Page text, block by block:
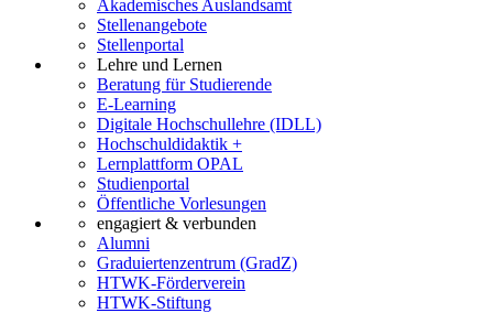
Akademisches Auslandsamt
Stellenangebote
Stellenportal
Lehre und Lernen
Beratung für Studierende
E-Learning
Digitale Hochschullehre (IDLL)
Hochschuldidaktik +
Lernplattform OPAL
Studienportal
Öffentliche Vorlesungen
engagiert & verbunden
Alumni
Graduiertenzentrum (GradZ)
HTWK-Förderverein
HTWK-Stiftung